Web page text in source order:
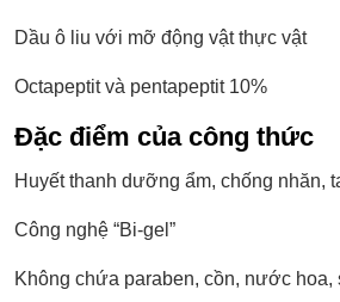
Dầu ô liu với mỡ động vật thực vật
Octapeptit và pentapeptit 10%
Đặc điểm của công thức
Huyết thanh dưỡng ẩm, chống nhăn,
Công nghệ “Bi-gel”
Không chứa paraben, cồn, nước hoa,